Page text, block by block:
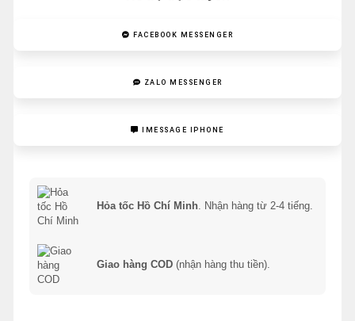
FACEBOOK MESSENGER
ZALO MESSENGER
IMESSAGE IPHONE
Hỏa tốc Hồ Chí Minh. Nhận hàng từ 2-4 tiếng.
Giao hàng COD (nhận hàng thu tiền).